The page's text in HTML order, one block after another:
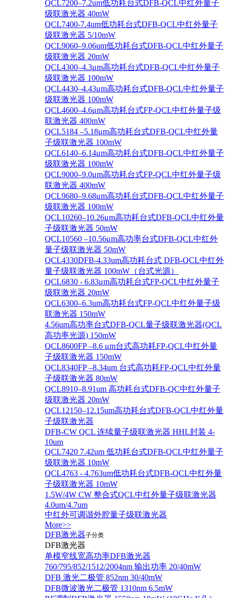
QCL7200–7.2um低功耗台式DFB-QCL中红外量子
级联激光器 40mW
QCL7400-7.4um低功耗台式DFB-QCL中红外量子
级联激光器 5/10mW
QCL9060–9.06um低功耗台式DFB-QCL中红外量子
级联激光器 20mW
QCL4300–4.3μm高功耗台式DFB-QCL中红外量子
级联激光器 100mW
QCL4430–4.43μm高功耗台式DFB-QCL中红外量子
级联激光器 100mW
QCL4600–4.6μm高功耗台式FP-QCL中红外量子级
联激光器 400mW
QCL5184 –5.18μm高功耗台式DFB-QCL中红外量
子级联激光器 100mW
QCL6140–6.14μm高功耗台式DFB-QCL中红外量子
级联激光器 100mW
QCL9000–9.0μm高功耗台式FP-QCL中红外量子级
联激光器 400mW
QCL9680–9.68μm高功耗台式DFB-QCL中红外量子
级联激光器 100mW
QCL10260–10.26μm高功耗台式DFB-QCL中红外量
子级联激光器 50mW
QCL10560 –10.56μm高功率台式DFB-QCL中红外
量子级联激光器 50mW
QCL4330DFB-4.33um高功耗台式 DFB-QCL中红外
量子级联激光器 100mW（台式光源）
QCL6830 - 6.83μm高功耗台式FP-QCL中红外量子
级联激光器 20mW
QCL6300–6.3um高功耗台式FP-QCL中红外量子级
联激光器 150mW
4.56um高功率台式DFB-QCL量子级联激光器(QCL
高功率光源) 150mW
QCL8600FP –8.6 μm台式高功耗FP-QCL中红外量
子级联激光器 150mW
QCL8340FP –8.34um 台式高功耗FP-QCL中红外量
子级联激光器 80mW
QCL8910–8.91um 高功耗台式DFB-QC中红外量子
级联激光器 20mW
QCL12150–12.15um高功耗台式DFB-QCL中红外量
子级联激光器
DFB-CW QCL 连续量子级联激光器 HHL封装 4-
10um
QCL7420 7.42um 低功耗台式DFB-QCL中红外量子
级联激光器 10mW
QCL4763 - 4.763um低功耗台式DFB-QCL中红外量
子级联激光器 10mW
1.5W/4W CW 整合式QCL中红外量子级联激光器
4.0um/4.7um
中红外可调谐外腔量子级联激光器
More>>
DFB激光器子分类
DFB激光器
单模窄线宽高功率DFB激光器
760/795/852/1512/2004nm 输出功率 20/40mW
DFB 激光二极管 852nm 30/40mW
DFB微波激光二极管 1310nm 6.5mW